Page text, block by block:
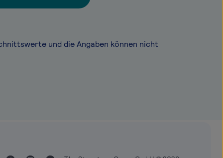
und die Angaben können nicht